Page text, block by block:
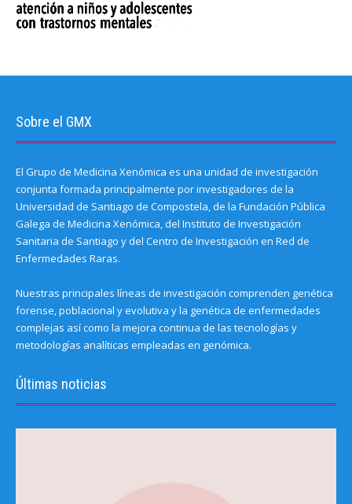
Sobre el GMX
El Grupo de Medicina Xenómica es una unidad de investigación
conjunta formada principalmente por investigadores de la
Universidad de Santiago de Compostela, de la Fundación Pública
Galega de Medicina Xenómica, del Instituto de Investigación
Sanitaria de Santiago y del Centro de Investigación en Red de
Enfermedades Raras.
Nuestras principales líneas de investigación comprenden genética
forense, poblacional y evolutiva y la genética de enfermedades
complejas así como la mejora continua de las tecnologías y
metodologías analíticas empleadas en genómica.
Últimas noticias